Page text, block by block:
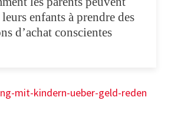
enfants à prendre des
d’achat conscientes